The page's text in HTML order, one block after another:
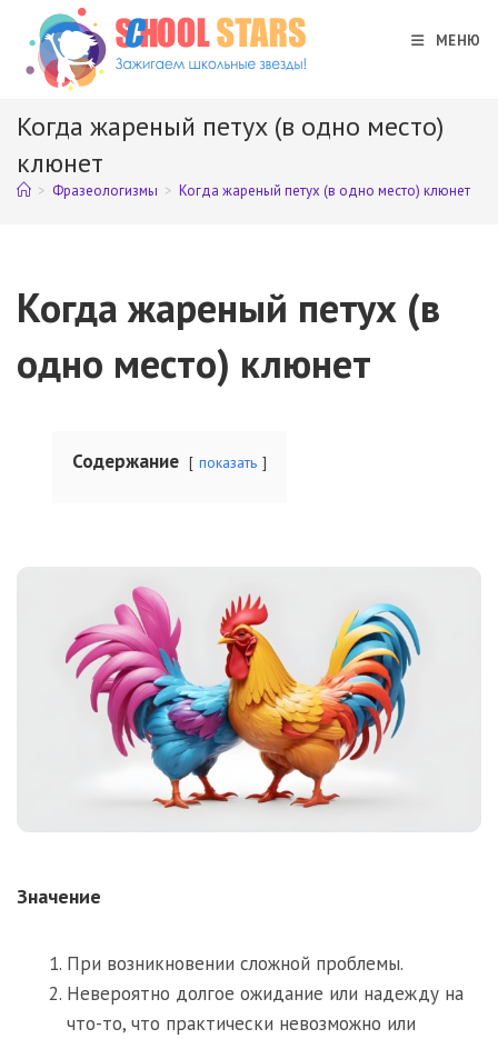
Перейти
содержимому
МЕНЮ
Когда жареный петух (в одно место)
клюнет
> Фразеологизмы > Когда жареный петух (в одно место) клюнет
Когда жареный петух (в
одно место) клюнет
Содержание показать
Значение
При возникновении сложной проблемы.
Невероятно долгое ожидание или надежду на
что-то, что практически невозможно или